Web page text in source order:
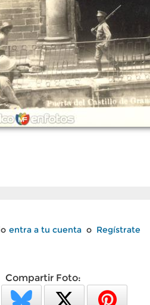
entra a tu cuenta o Regístrate
Compartir Foto: